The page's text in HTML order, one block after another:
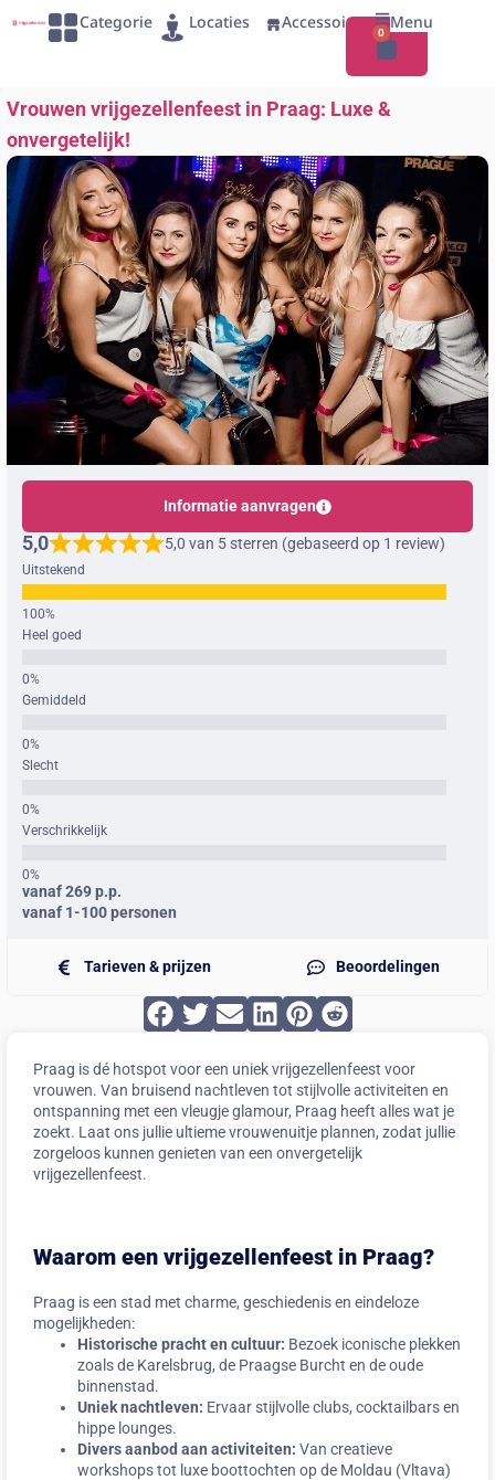
Categorie Locaties Accessoires
0
Menu
Vrouwen vrijgezellenfeest in Praag: Luxe &
onvergetelijk!
Praag is dé hotspot voor een uniek vrijgezellenfeest voor
vrouwen. Van bruisend nachtleven tot stijlvolle activiteiten en
ontspanning met een vleugje glamour, Praag heeft alles wat je
zoekt. Laat ons jullie ultieme vrouwenuitje plannen, zodat jullie
zorgeloos kunnen genieten van een onvergetelijk
vrijgezellenfeest.
Waarom een vrijgezellenfeest in Praag?
Praag is een stad met charme, geschiedenis en eindeloze
mogelijkheden:
Historische pracht en cultuur: Bezoek iconische plekken
zoals de Karelsbrug, de Praagse Burcht en de oude
binnenstad.
Uniek nachtleven: Ervaar stijlvolle clubs, cocktailbars en
hippe lounges.
Divers aanbod aan activiteiten: Van creatieve
workshops tot luxe boottochten op de Moldau (Vltava)
Informatie aanvragen
5,0 5,0 van 5 sterren (gebaseerd op 1 review)
Uitstekend
Heel goed
Gemiddeld
Slecht
Verschrikkelijk
vanaf 269 p.p.
vanaf 1-100 personen
Tarieven & prijzen Beoordelingen